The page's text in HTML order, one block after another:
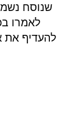
שנוסח
לאמרו
להעדיף את